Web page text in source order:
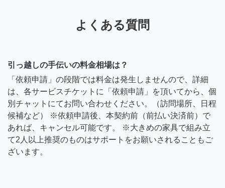
よくある質問
引っ越しの手伝いの料金相場は？
「依頼申請」の段階では料金は発生しませんので、詳細
は、各サービスチケットに「依頼申請」を頂いてから、個
別チャットにてお問い合わせください。（訪問場所、日程
候補など） ※依頼申請後、本契約前（前払い決済前）で
あれば、キャンセル可能です。 ※大きめの家具で組み立
て2人以上推奨のものはサポートをお願いされることもご
ざいます。